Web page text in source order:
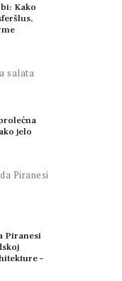
Kako
jelo
Piranesi
–